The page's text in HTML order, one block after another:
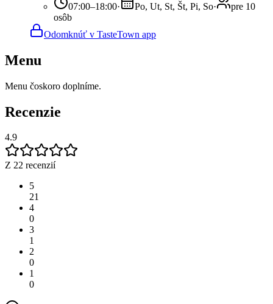
07:00–18:00· Po, Ut, St, Št, Pi, So·
pre 10
osôb
Odomknúť v TasteTown app
Menu
Menu čoskoro doplníme.
Recenzie
4.9
Z 22 recenzií
5
21
4
0
3
1
2
0
1
0